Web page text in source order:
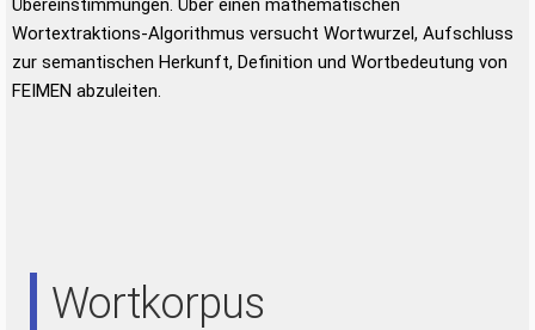
Übereinstimmungen. Über einen mathematischen
Wortextraktions-Algorithmus versucht Wortwurzel, Aufschluss
zur semantischen Herkunft, Definition und Wortbedeutung von
FEIMEN abzuleiten.
Wortkorpus